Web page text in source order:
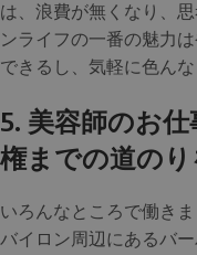
は、浪費が無くなり、
ンライフの一番の魅力
できるし、気軽に色ん
5. 美容師のお
権までの道のり
いろんなところで働き
バイロン周辺にあるバ